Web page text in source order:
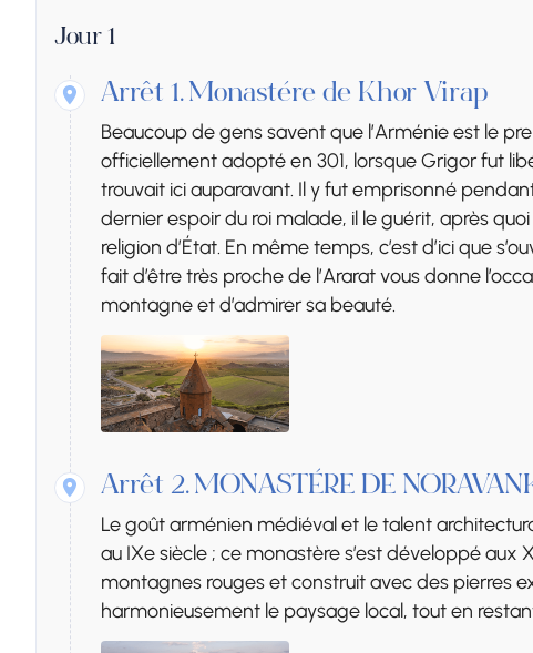
Jour 1
Arrêt 1. Monastère de Khor Virap
Beaucoup de gens savent que l’Arménie est le
officiellement adopté en 301, lorsque Grigor fut
trouvait ici auparavant. Il y fut emprisonné
dernier espoir du roi malade, il le guérit, après
religion d’État. En même temps, c’est d’ici que
fait d’être très proche de l’Ararat vous donne
montagne et d’admirer sa beauté.
Arrêt 2. MONASTÈRE DE
Le goût arménien médiéval et le talent
au IXe siècle ; ce monastère s’est développé aux
montagnes rouges et construit avec des pierres
harmonieusement le paysage local, tout en